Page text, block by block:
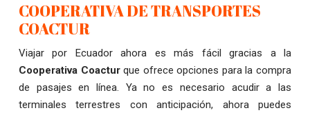
COOPERATIVA DE TRANSPORTES
COACTUR
Viajar por Ecuador ahora es más fácil gracias a la
Cooperativa Coacturque ofrece opciones para la compra
de pasajes en línea. Ya no es necesario acudir a las
terminales terrestres con anticipación, ahora puedes